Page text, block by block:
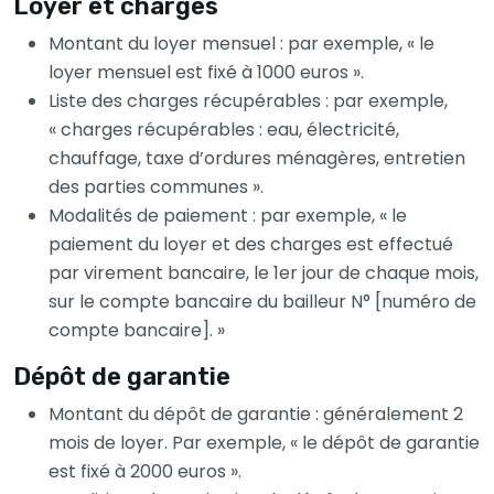
Loyer et charges
Montant du loyer mensuel : par exemple, « le
loyer mensuel est fixé à 1000 euros ».
Liste des charges récupérables : par exemple,
« charges récupérables : eau, électricité,
chauffage, taxe d’ordures ménagères, entretien
des parties communes ».
Modalités de paiement : par exemple, « le
paiement du loyer et des charges est effectué
par virement bancaire, le 1er jour de chaque mois,
sur le compte bancaire du bailleur N° [numéro de
compte bancaire]. »
Dépôt de garantie
Montant du dépôt de garantie : généralement 2
mois de loyer. Par exemple, « le dépôt de garantie
est fixé à 2000 euros ».